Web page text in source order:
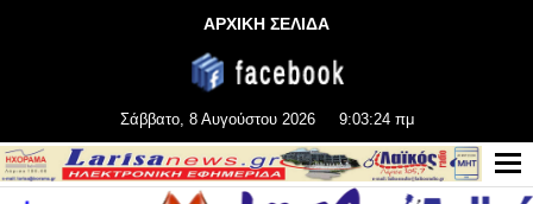
ΑΡΧΙΚΗ ΣΕΛΙΔΑ
Σάββατο, 8 Αυγούστου 2026 9:03:24 πμ